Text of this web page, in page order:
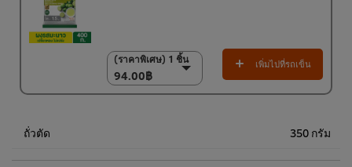
(ราคาพิเศษ) 1 ชิ้น
94.00฿
(ราคาพิเศษ) 1 ชิ้น
94.00฿
(ราคาพิเศษ) แพ็ค 15
เพิ่มไปที่รถเข็น
ถั่วตัด 350 กรัม